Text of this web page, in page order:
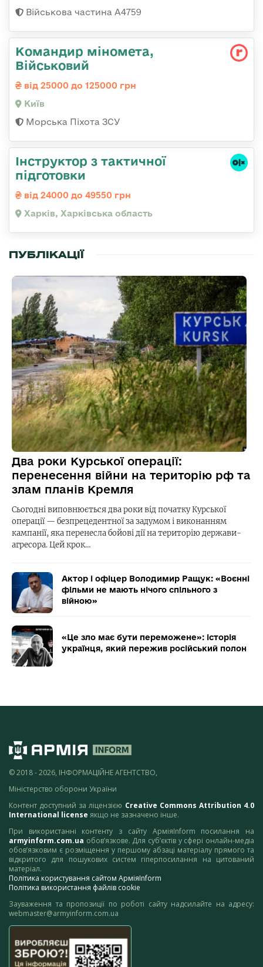
Військова частина А4759
Командир міномета,
Військовий
від 25000 до 125000 грн
Київ
Морська Піхота ЗСУ
Інструктор з тактичної
підготовки
від 24000 до 49550 грн
Харків, Харківська область
ПУБЛІКАЦІЇ
Два роки Курської операції:
перенесення війни на територію рф та
злам планів Кремля
Сьогодні виповнюється два роки від початку Курської
операції — безпрецедентної за задумом і виконанням
кампанії, яка перенесла бойові дії на територію держави-
агресора. Цей крок…
Актор і офіцер Володимир Ращук: «Воєнні
фільми не мають нічого спільного з
війною»
«Це зло має бути переможене»: історія
українця, який пережив російський полон
© 2018 - 2026, ІНФОРМАЦІЙНЕ АГЕНТСТВО,
Міністерство оборони України
Контент доступний за ліцензією Creative Commons Attribution 4.0
International license якщо не зазначено інше.
При використанні контенту з сайту АрміяInform посилання на
armyinform.com.ua обов’язкове. Для суб’єктів у сфері онлайн-медіа
обов’язковим є розміщення у першому абзаці матеріалу прямого та
відкритого для пошукових систем гіперпосилання на цитований
матеріал.
Політика користування сайтом АрміяInform
Політика використання файлів cookie
Зауваження та пропозиції по роботі сайту надсилайте на адресу:
webmaster@armyinform.com.ua